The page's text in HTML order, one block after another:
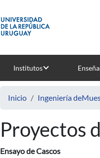
Institutos
Inicio Ingeniería
Proyectos
Ensayo de Cascos